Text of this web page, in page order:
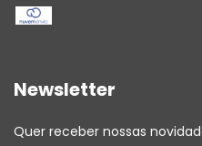
Newsletter
Quer receber nossas